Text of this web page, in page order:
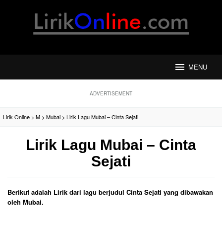
MENU
ADVERTISEMENT
Lirik Online > M > Mubai > Lirik Lagu Mubai – Cinta Sejati
Lirik Lagu Mubai – Cinta
Sejati
Berikut adalah Lirik dari lagu berjudul Cinta Sejati yang dibawakan
oleh Mubai.